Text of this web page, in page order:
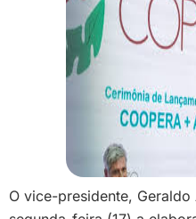
O vice-presidente,